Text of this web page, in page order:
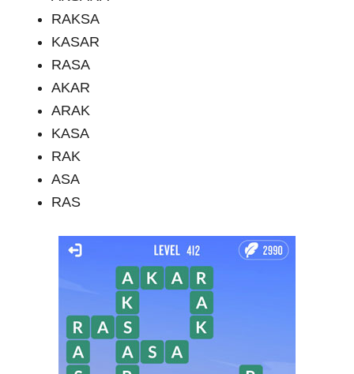
RAKSA
KASAR
RASA
AKAR
ARAK
KASA
RAK
ASA
RAS